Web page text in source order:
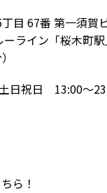
目 67番 第一須
ライン「桜木町
日祝日 13:00～
ら！